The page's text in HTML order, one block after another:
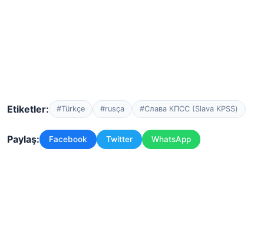
Etiketler: #Türkçe #rusça #Слава КПСС (Slava KPSS)
Paylaş: Facebook Twitter WhatsApp